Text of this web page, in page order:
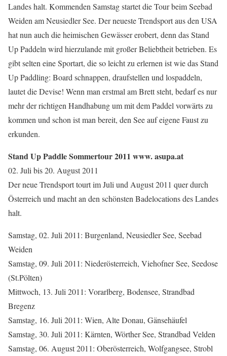
Landes halt. Kommenden Samstag startet die Tour beim Seebad
Weiden am Neusiedler See. Der neueste Trendsport aus den USA
hat nun auch die heimischen Gewässer erobert, denn das Stand
Up Paddeln wird hierzulande mit großer Beliebtheit betrieben. Es
gibt selten eine Sportart, die so leicht zu erlernen ist wie das Stand
Up Paddling: Board schnappen, draufstellen und lospaddeln,
lautet die Devise! Wenn man erstmal am Brett steht, bedarf es nur
mehr der richtigen Handhabung um mit dem Paddel vorwärts zu
kommen und schon ist man bereit, den See auf eigene Faust zu
erkunden.
Stand Up Paddle Sommertour 2011 www. asupa.at
02. Juli bis 20. August 2011
Der neue Trendsport tourt im Juli und August 2011 quer durch
Österreich und macht an den schönsten Badelocations des Landes
halt.
Samstag, 02. Juli 2011: Burgenland, Neusiedler See, Seebad
Weiden
Samstag, 09. Juli 2011: Niederösterreich, Viehofner See, Seedose
(St.Pölten)
Mittwoch, 13. Juli 2011: Vorarlberg, Bodensee, Strandbad
Bregenz
Samstag, 16. Juli 2011: Wien, Alte Donau, Gänsehäufel
Samstag, 30. Juli 2011: Kärnten, Wörther See, Strandbad Velden
Samstag, 06. August 2011: Oberösterreich, Wolfgangsee, Strobl